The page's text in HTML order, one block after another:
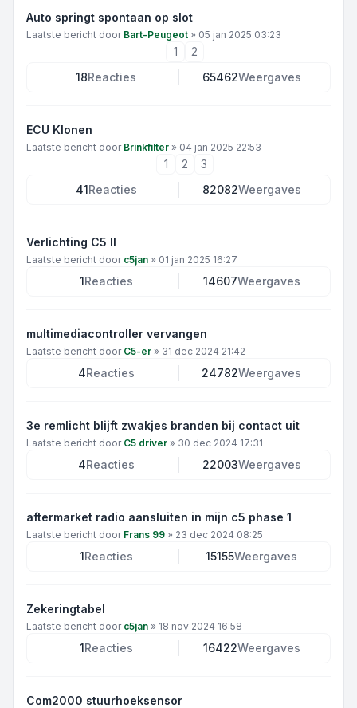
Auto springt spontaan op slot
Laatste bericht door Bart-Peugeot » 05 jan 2025 03:23
1
2
18Reacties 65462Weergaves
ECU Klonen
Laatste bericht door Brinkfilter » 04 jan 2025 22:53
1 2
3
41Reacties 82082Weergaves
Verlichting C5 II
Laatste bericht door c5jan » 01 jan 2025 16:27
1Reacties 14607Weergaves
multimediacontroller vervangen
Laatste bericht door C5-er » 31 dec 2024 21:42
4Reacties 24782Weergaves
3e remlicht blijft zwakjes branden bij contact uit
Laatste bericht door C5 driver » 30 dec 2024 17:31
4Reacties 22003Weergaves
aftermarket radio aansluiten in mijn c5 phase 1
Laatste bericht door Frans 99 » 23 dec 2024 08:25
1Reacties 15155Weergaves
Zekeringtabel
Laatste bericht door c5jan » 18 nov 2024 16:58
1Reacties 16422Weergaves
Com2000 stuurhoeksensor